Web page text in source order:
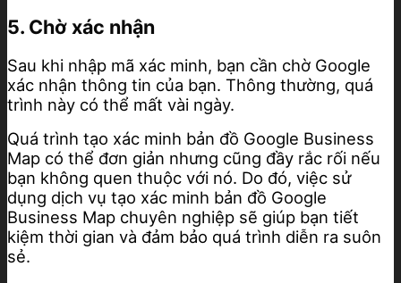
5. Chờ xác nhận
Sau khi nhập mã xác minh, bạn cần chờ Google
xác nhận thông tin của bạn. Thông thường, quá
trình này có thể mất vài ngày.
Quá trình tạo xác minh bản đồ Google Business
Map có thể đơn giản nhưng cũng đầy rắc rối nếu
bạn không quen thuộc với nó. Do đó, việc sử
dụng dịch vụ tạo xác minh bản đồ Google
Business Map chuyên nghiệp sẽ giúp bạn tiết
kiệm thời gian và đảm bảo quá trình diễn ra suôn
sẻ.